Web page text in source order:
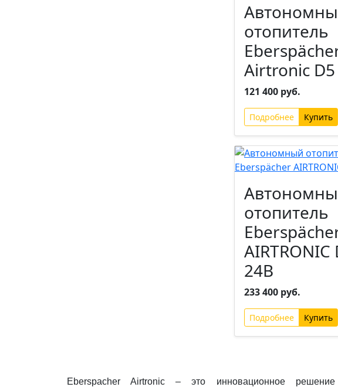
отопитель
Airtronic
121 400 руб.
Подробнее
отопитель
AIRTRONIC
24В
233 400 руб.
Подробнее
Eberspacher Airtronic – это инновационное